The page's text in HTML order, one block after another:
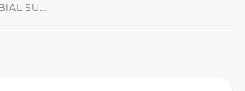
CHARMED Nº 100